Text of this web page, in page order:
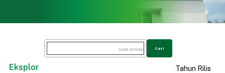
Eksplor Tahun Rilis
Cari